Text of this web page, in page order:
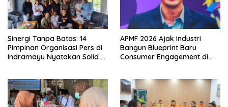
Sinergi Tanpa Batas: 14
Pimpinan Organisasi Pers di
Indramayu Nyatakan Solid di
APMF 2026 Ajak Industri
Bangun Blueprint Baru
Consumer Engagement di
Perilaku Konsumen